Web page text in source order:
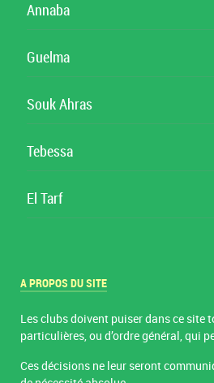
Annaba
Guelma
Souk Ahras
Tebessa
El Tarf
A PROPOS DU SITE
Les clubs doivent puiser dans ce site
particulières, ou d’ordre général, qui
Ces décisions ne leur seront